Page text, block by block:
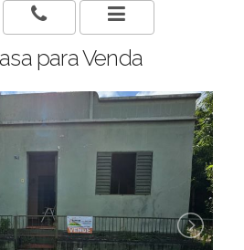
para Venda